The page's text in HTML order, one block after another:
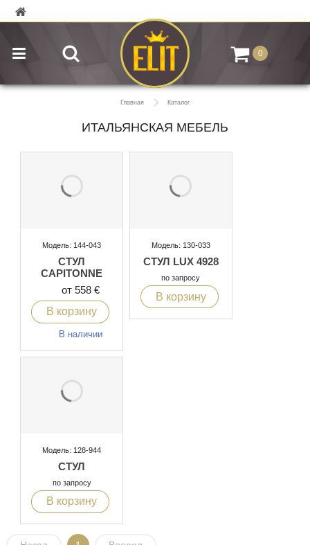
0
Главная Каталог
ИТАЛЬЯНСКАЯ МЕБЕЛЬ
Модель: 144-043
СТУЛ
CAPITONNE
от 558 €
В корзину
В наличии
Модель: 130-033
СТУЛ LUX 4928
по запросу
В корзину
Модель: 128-944
СТУЛ
по запросу
В корзину